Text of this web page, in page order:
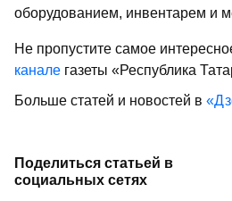
оборудованием, инвентарем и
Не пропустите самое
канале газеты «Республика
Больше статей и новостей в
Поделиться статьей в
социальных сетях